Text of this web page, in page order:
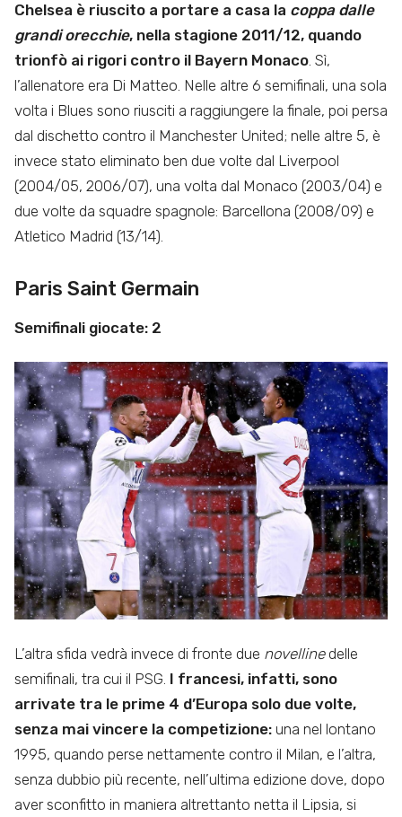
Chelsea è riuscito a portare a casa la coppa dalle
grandi orecchie, nella stagione 2011/12, quando
trionfò ai rigori contro il Bayern Monaco . Sì,
l’allenatore era Di Matteo. Nelle altre 6 semifinali, una sola
volta i Blues sono riusciti a raggiungere la finale, poi persa
dal dischetto contro il Manchester United; nelle altre 5, è
invece stato eliminato ben due volte dal Liverpool
(2004/05, 2006/07), una volta dal Monaco (2003/04) e
due volte da squadre spagnole: Barcellona (2008/09) e
Atletico Madrid (13/14).
Paris Saint Germain
Semifinali giocate: 2
L’altra sfida vedrà invece di fronte due novellinedelle
semifinali, tra cui il PSG. I francesi, infatti, sono
arrivate tra le prime 4 d’Europa solo due volte,
senza mai vincere la competizione: una nel lontano
1995, quando perse nettamente contro il Milan, e l’altra,
senza dubbio più recente, nell’ultima edizione dove, dopo
aver sconfitto in maniera altrettanto netta il Lipsia, si